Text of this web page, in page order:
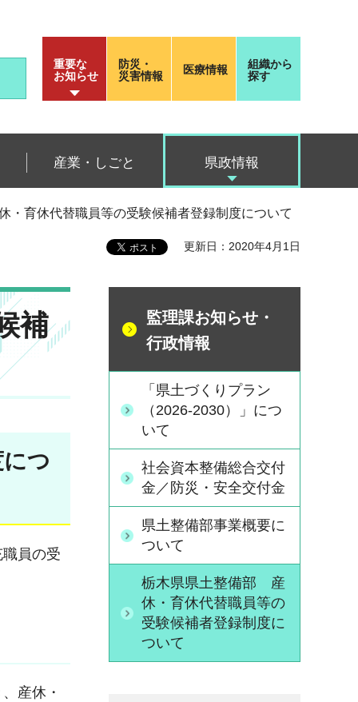
重要な
お知らせ
防災・
災害情報
医療情報
組織から
探す
産業・しごと 県政情報
育休代替職員等の受験候補者登録制度について
更新日：2020年4月1日
補
つ
員の受
産休・
監理課お知らせ・
行政情報
「県土づくりプラン
（2026-2030）」につ
いて
社会資本整備総合交付
金／防災・安全交付金
県土整備部事業概要に
ついて
栃木県県土整備部 産
休・育休代替職員等の
受験候補者登録制度に
ついて